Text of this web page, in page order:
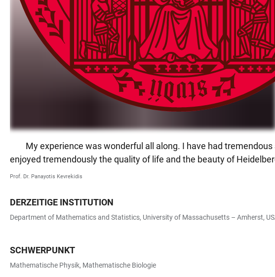
My experience was wonderful all along. I have had
enjoyed tremendously the quality of life and the beauty of
Prof. Dr. Panayotis Kevrekidis
DERZEITIGE INSTITUTION
Department of Mathematics and Statistics, University of Massachusetts – Amherst,
SCHWERPUNKT
Mathematische Physik, Mathematische Biologie